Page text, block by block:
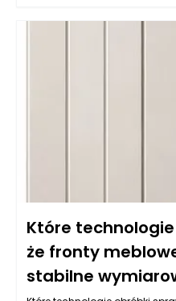
które pomogą w znalezieniu
Które
że fronty
stabilne